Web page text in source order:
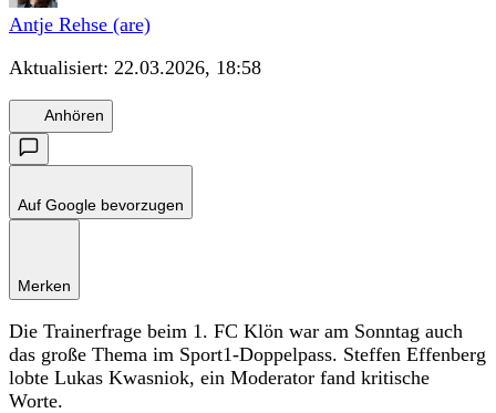
Antje Rehse (are)
Aktualisiert: 22.03.2026, 18:58
Anhören
Auf Google bevorzugen
Merken
Die Trainerfrage beim 1. FC Klön war am Sonntag auch
das große Thema im Sport1-Doppelpass. Steffen Effenberg
lobte Lukas Kwasniok, ein Moderator fand kritische
Worte.